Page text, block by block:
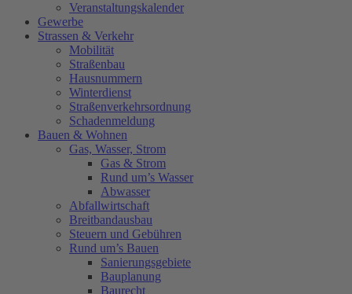
Veranstaltungskalender
Gewerbe
Strassen & Verkehr
Mobilität
Straßenbau
Hausnummern
Winterdienst
Straßenverkehrsordnung
Schadenmeldung
Bauen & Wohnen
Gas, Wasser, Strom
Gas & Strom
Rund um’s Wasser
Abwasser
Abfallwirtschaft
Breitbandausbau
Steuern und Gebühren
Rund um’s Bauen
Sanierungsgebiete
Bauplanung
Baurecht